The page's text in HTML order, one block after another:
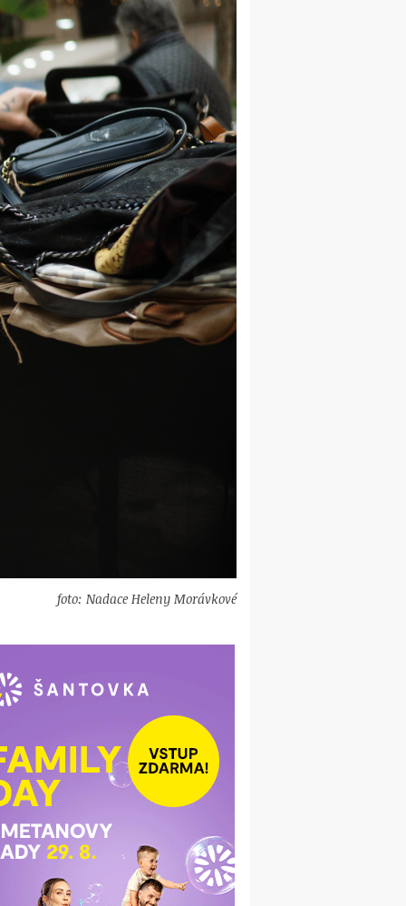
foto: Nadace Heleny Morávkové